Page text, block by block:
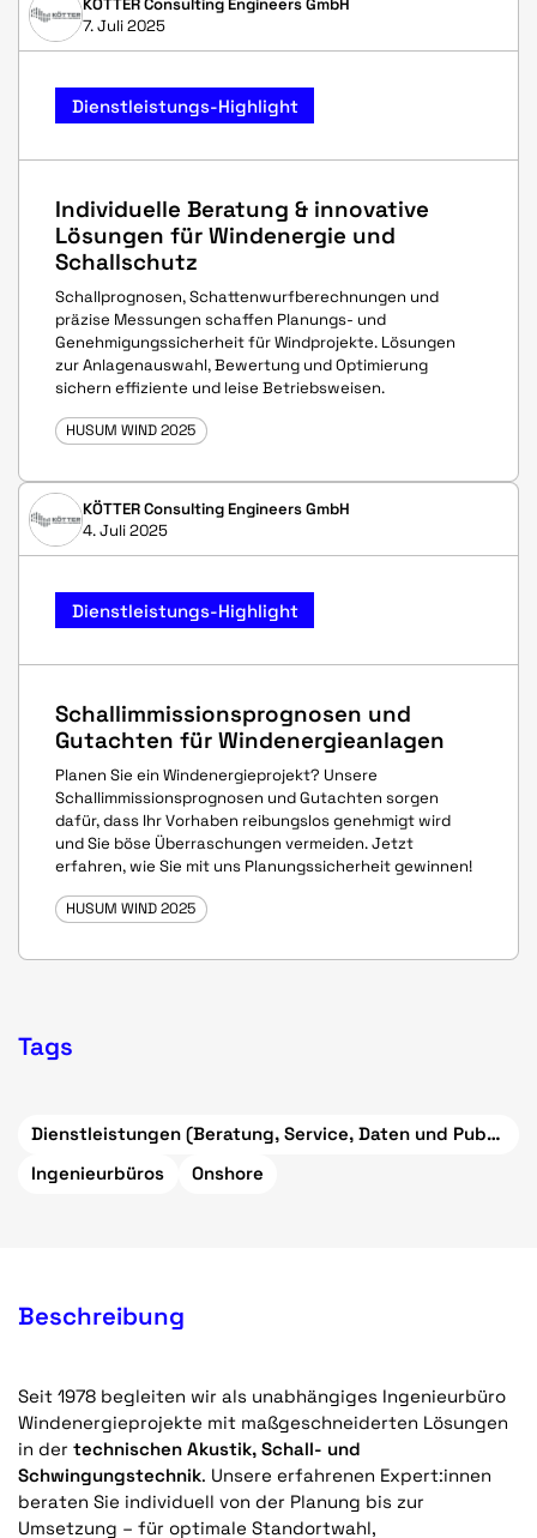
7. Juli 2025
Dienstleistungs-Highlight
Individuelle Beratung & innovative
Lösungen für Windenergie und
Schallschutz
Schallprognosen, Schattenwurfberechnungen und
präzise Messungen schaffen Planungs- und
Genehmigungssicherheit für Windprojekte. Lösungen
zur Anlagenauswahl, Bewertung und Optimierung
sichern effiziente und leise Betriebsweisen.
HUSUM WIND 2025
KÖTTER Consulting Engineers GmbH
4. Juli 2025
Dienstleistungs-Highlight
Schallimmissionsprognosen und
Gutachten für Windenergieanlagen
Planen Sie ein Windenergieprojekt? Unsere
Schallimmissionsprognosen und Gutachten sorgen
dafür, dass Ihr Vorhaben reibungslos genehmigt wird
und Sie böse Überraschungen vermeiden. Jetzt
erfahren, wie Sie mit uns Planungssicherheit gewinnen!
HUSUM WIND 2025
Tags
Dienstleistungen (Beratung, Service, Daten und Publikationen)
Ingenieurbüros
Onshore
Beschreibung
Seit 1978 begleiten wir als unabhängiges Ingenieurbüro
Windenergieprojekte mit maßgeschneiderten Lösungen
in der technischen Akustik, Schall- und
Schwingungstechnik. Unsere erfahrenen Expert:innen
beraten Sie individuell von der Planung bis zur
Umsetzung – für optimale Standortwahl,